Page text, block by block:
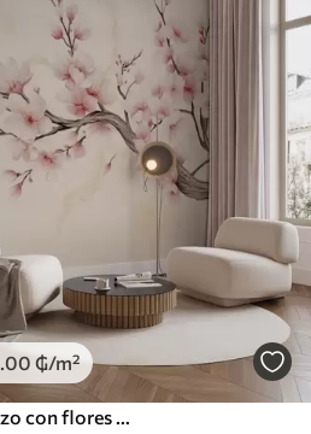
.00 ₲/m²